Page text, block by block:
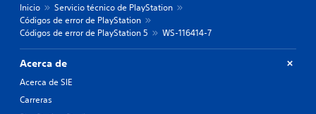
Inicio
Servicio técnico de PlayStation
Códigos de error de PlayStation
Códigos de error de PlayStation 5
WS-116414-7
Acerca de
Acerca de SIE
Carreras